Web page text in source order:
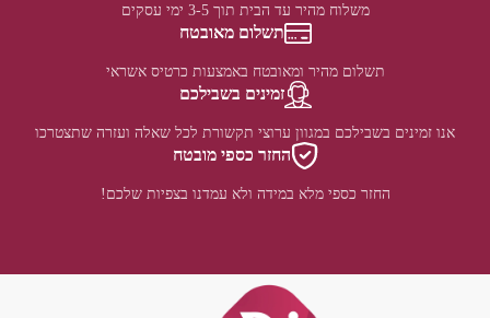
משלוח מהיר עד הבית תוך 3-5 ימי עסקים
תשלום מאובטח
תשלום מהיר ומאובטח באמצעות כרטיס אשראי
זמינים בשבילכם
אנו זמינים בשבילכם במגוון ערוצי תקשורת לכל שאלה ועזרה שתצטרכו
החזר כספי מובטח
החזר כספי מלא במידה ולא עמדנו בצפיות שלכם!